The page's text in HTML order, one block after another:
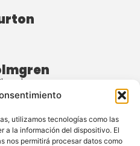
utilizamos tecnologías como las
a la información del dispositivo. El
nos permitirá procesar datos como